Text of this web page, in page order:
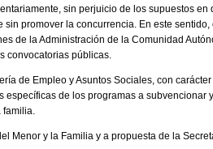
sin perjuicio de los supuestos en
promover la concurrencia. En este
de la Administración de la Comunidad
convocatorias públicas.
de Empleo y Asuntos Sociales, con
de los programas a subvencionar
familia.
Menor y la Familia y a propuesta de la